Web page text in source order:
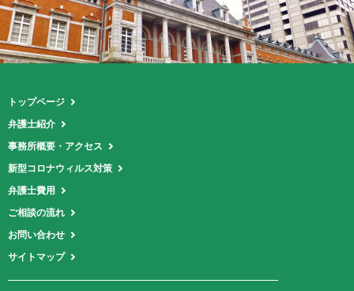
トップページ
弁護士紹介
事務所概要・アクセス
新型コロナウィルス対策
弁護士費用
ご相談の流れ
お問い合わせ
サイトマップ